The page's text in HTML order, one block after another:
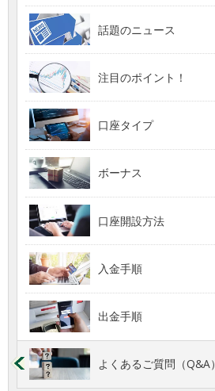
話題のニュース
注目のポイント！
口座タイプ
ボーナス
口座開設方法
入金手順
出金手順
よくあるご質問（Q&A）